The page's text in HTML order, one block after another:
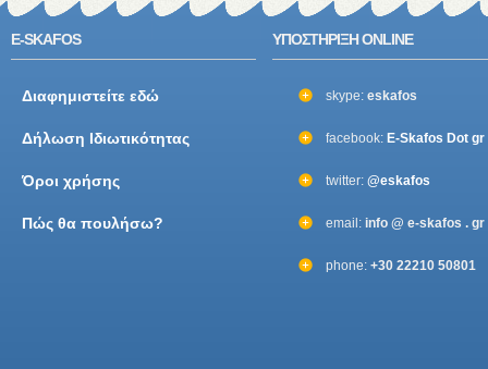
E-SKAFOS
Διαφημιστείτε εδώ
Δήλωση Ιδιωτικότητας
Όροι χρήσης
Πώς θα πουλήσω?
ΥΠΟΣΤΗΡΙΞΗ ONLINE
skype: eskafos
facebook: E-Skafos Dot gr
twitter: @eskafos
email: info @ e-skafos . gr
phone: +30 22210 50801